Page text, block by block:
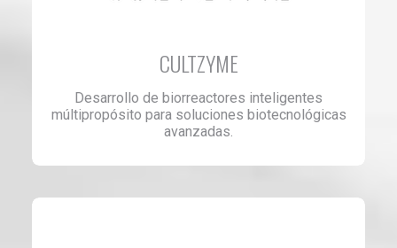
CULTZYME
Desarrollo de biorreactores inteligentes
múltipropósito para soluciones biotecnológicas
avanzadas.